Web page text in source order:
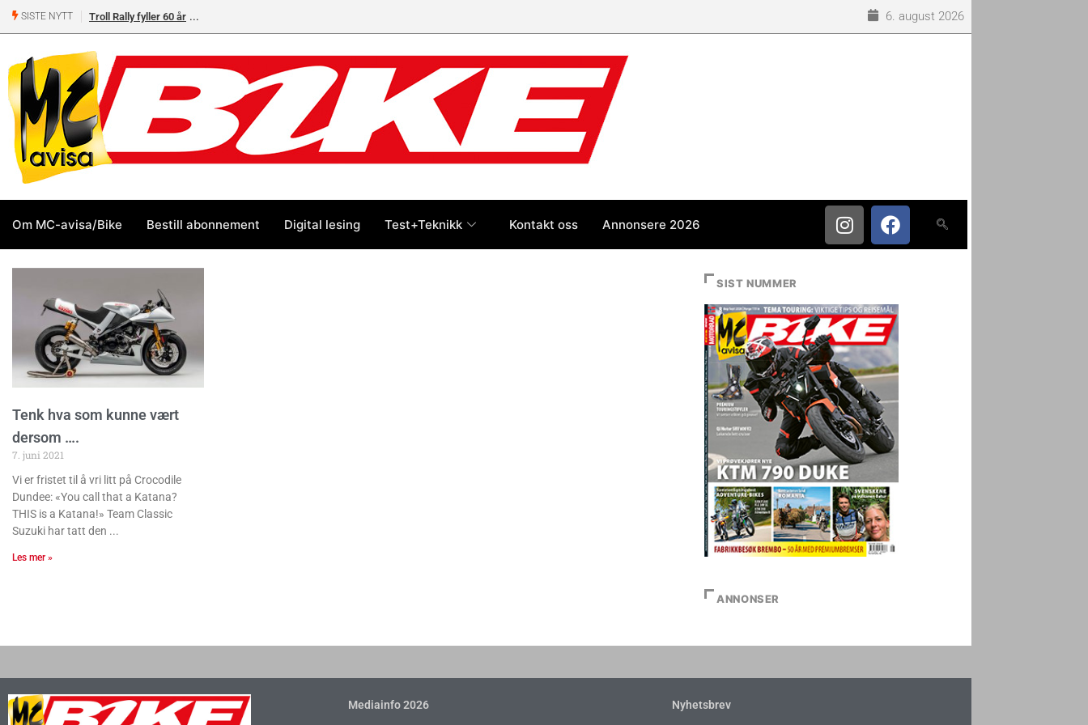
SISTE NYTT Troll Rally fyller 60 år 6. august 2026
Om MC-avisa/Bike Bestill abonnement Digital lesing Test+Teknikk Kontakt oss Annonsere 2026
Tenk hva som kunne vært
dersom ….
7. juni 2021
Vi er fristet til å vri litt på Crocodile
Dundee: «You call that a Katana?
THIS is a Katana!» Team Classic
Suzuki har tatt den
Les mer »
SIST NUMMER
ANNONSER
Mediainfo 2026 Nyhetsbrev